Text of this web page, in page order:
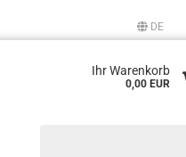
DE
Ihr Warenkorb
0,00 EUR